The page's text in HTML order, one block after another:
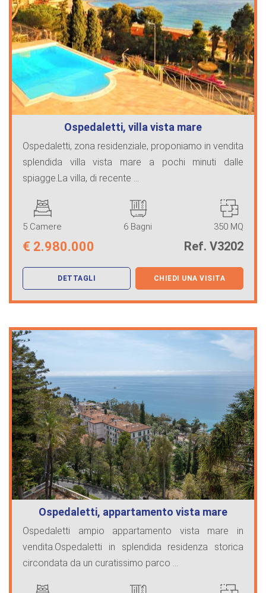
Ospedaletti, villa vista mare
Ospedaletti, zona residenziale, proponiamo in vendita
splendida villa vista mare a pochi minuti dalle
spiagge.La villa, di recente ...
5 Camere 6 Bagni 350 MQ
€ 2.980.000 Ref. V3202
DETTAGLI CHIEDI UNA VISITA
Ospedaletti, appartamento vista mare
Ospedaletti ampio appartamento vista mare in
vendita.Ospedaletti in splendida residenza storica
circondata da un curatissimo parco ...